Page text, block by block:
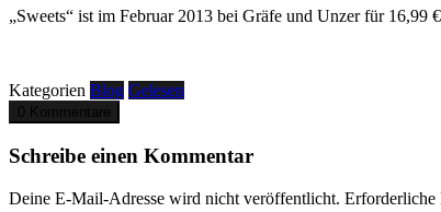
„Sweets“ ist im Februar 2013 bei Gräfe und Unzer für 16,99
Kategorien Blog Gelesen
0 Kommentare
Schreibe einen Kommentar
Deine E-Mail-Adresse wird nicht veröffentlicht. Erforderliche